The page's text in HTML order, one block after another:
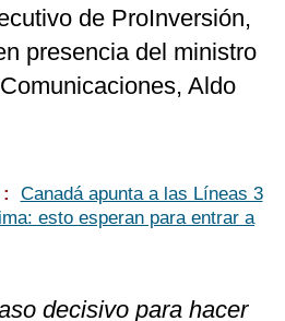
de ProInversión,
presencia del ministro
Aldo
Canadá apunta a las Líneas 3
esto esperan para entrar a
decisivo para hacer